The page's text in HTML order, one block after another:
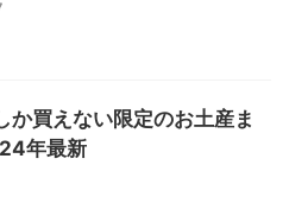
か買えない限定のお土産ま
年最新